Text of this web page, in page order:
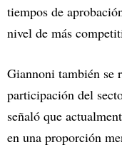
tiempos de
nivel de más
Giannoni también se
participación del
señaló que
en una proporción